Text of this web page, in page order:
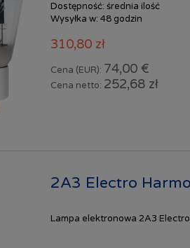
Dostępność: średnia ilość
Wysyłka w: 48 godzin
310,80 zł
Cena (EUR): 74,00 €
Cena netto: 252,68 zł
2A3 Electro
Lampa elektronowa 2A3